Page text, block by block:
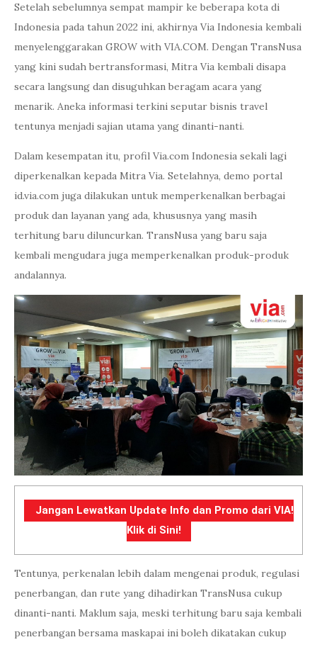
Setelah sebelumnya sempat mampir ke beberapa kota di
Indonesia pada tahun 2022 ini, akhirnya Via Indonesia kembali
menyelenggarakan GROW with VIA.COM. Dengan TransNusa
yang kini sudah bertransformasi, Mitra Via kembali disapa
secara langsung dan disuguhkan beragam acara yang
menarik. Aneka informasi terkini seputar bisnis travel
tentunya menjadi sajian utama yang dinanti-nanti.
Dalam kesempatan itu, profil Via.com Indonesia sekali lagi
diperkenalkan kepada Mitra Via. Setelahnya, demo portal
id.via.com juga dilakukan untuk memperkenalkan berbagai
produk dan layanan yang ada, khususnya yang masih
terhitung baru diluncurkan. TransNusa yang baru saja
kembali mengudara juga memperkenalkan produk-produk
andalannya.
Jangan Lewatkan Update Info dan Promo dari VIA!
Klik di Sini!
Tentunya, perkenalan lebih dalam mengenai produk, regulasi
penerbangan, dan rute yang dihadirkan TransNusa cukup
dinanti-nanti. Maklum saja, meski terhitung baru saja kembali
penerbangan bersama maskapai ini boleh dikatakan cukup